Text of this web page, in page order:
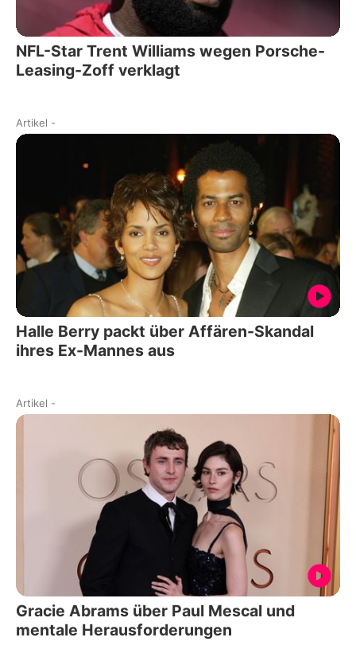
NFL-Star Trent Williams wegen Porsche-
Leasing-Zoff verklagt
Artikel -
Halle Berry packt über Affären-Skandal
ihres Ex-Mannes aus
Artikel -
Gracie Abrams über Paul Mescal und
mentale Herausforderungen